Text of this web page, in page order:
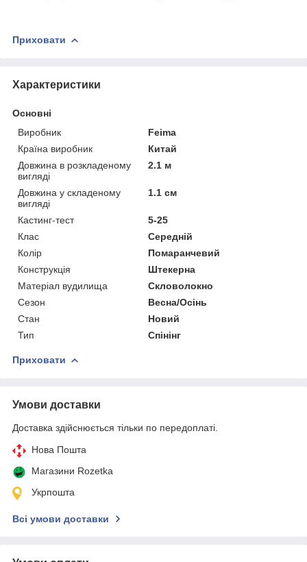
Приховати
Характеристики
Основні
Виробник
Feima
Країна виробник
Китай
Довжина в розкладеному
вигляді
2.1 м
Довжина у складеному
вигляді
1.1 см
Кастинг-тест
5-25
Клас
Середній
Колір
Помаранчевий
Конструкція
Штекерна
Матеріал вудилища
Скловолокно
Сезон
Весна/Осінь
Стан
Новий
Тип
Спінінг
Приховати
Умови доставки
Доставка здійснюється тільки по передоплаті.
Нова Пошта
Магазини Rozetka
Укрпошта
Всі умови доставки